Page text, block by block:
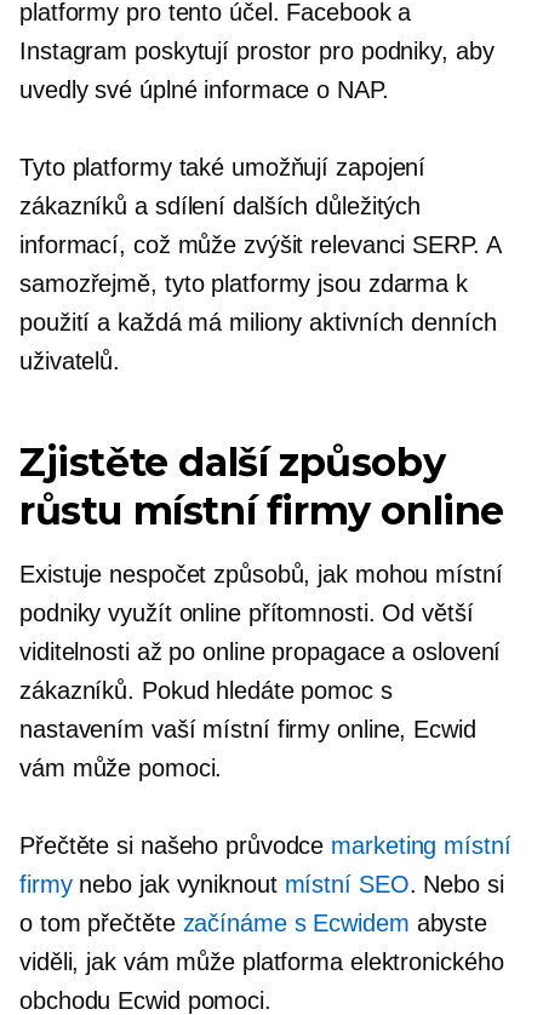
platformy pro tento účel. Facebook a
Instagram poskytují prostor pro podniky, aby
uvedly své úplné informace o NAP.
Tyto platformy také umožňují zapojení
zákazníků a sdílení dalších důležitých
informací, což může zvýšit relevanci SERP. A
samozřejmě, tyto platformy jsou zdarma k
použití a každá má miliony aktivních denních
uživatelů.
Zjistěte další způsoby
růstu místní firmy online
Existuje nespočet způsobů, jak mohou místní
podniky využít online přítomnosti. Od větší
viditelnosti až po online propagace a oslovení
zákazníků. Pokud hledáte pomoc s
nastavením vaší místní firmy online, Ecwid
vám může pomoci.
Přečtěte si našeho průvodce marketing místní
firmynebo jak vyniknout místní SEO. Nebo si
o tom přečtěte začínáme s Ecwidem abyste
viděli, jak vám může platforma elektronického
obchodu Ecwid pomoci.